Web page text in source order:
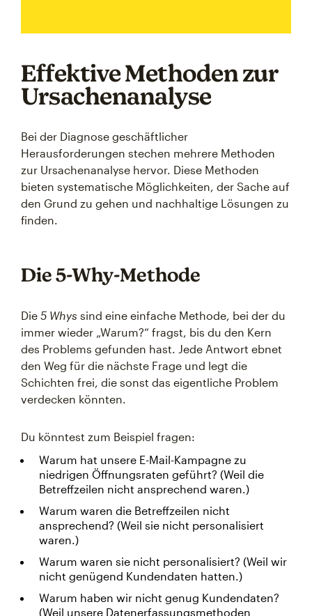
Effektive Methoden zur
Ursachenanalyse
Bei der Diagnose geschäftlicher
Herausforderungen stechen mehrere Methoden
zur Ursachenanalyse hervor. Diese Methoden
bieten systematische Möglichkeiten, der Sache auf
den Grund zu gehen und nachhaltige Lösungen zu
finden.
Die 5-Why-Methode
Die 5 Whys sind eine einfache Methode, bei der du
immer wieder „Warum?“ fragst, bis du den Kern
des Problems gefunden hast. Jede Antwort ebnet
den Weg für die nächste Frage und legt die
Schichten frei, die sonst das eigentliche Problem
verdecken könnten.
Du könntest zum Beispiel fragen:
Warum hat unsere E-Mail-Kampagne zu
niedrigen Öffnungsraten geführt? (Weil die
Betreffzeilen nicht ansprechend waren.)
Warum waren die Betreffzeilen nicht
ansprechend? (Weil sie nicht personalisiert
waren.)
Warum waren sie nicht personalisiert? (Weil wir
nicht genügend Kundendaten hatten.)
Warum haben wir nicht genug Kundendaten?
(Weil unsere Datenerfassungsmethoden